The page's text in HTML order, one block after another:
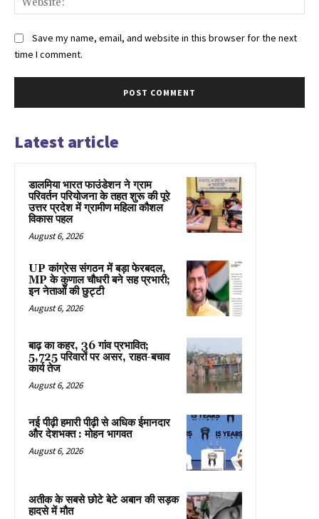
Save my name, email, and website in this browser for the next
time I comment.
Latest article
डालमिया भारत फाउंडेशन ने ग्राम
परिवर्तन परियोजना के तहत शुरू की पूरे
उत्तर प्रदेश में ग्रामीण महिला कौशल
विकास पहल
August 6, 2026
UP कांग्रेस संगठन में बड़ा फेरबदल,
MP के कुणाल चौधरी बने सह प्रभारी;
इन नेताओं की छुट्टी
August 6, 2026
बाढ़ का कहर, 36 गांव प्रभावित;
5,725 परिवारों पर असर, राहत-बचाव
कार्य तेज
August 6, 2026
नई पीढ़ी हमारी पीढ़ी से अधिक ईमानदार
और देशभक्त : मोहन भागवत
August 6, 2026
अतीक के सबसे छोटे बेटे अबान की सड़क
हादसे में मौत